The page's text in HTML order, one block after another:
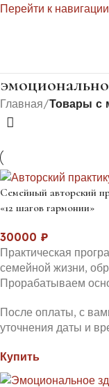
Перейти к навигации
Главная/Товары с
Семейный авторский
«12 шагов гармонии»
30000 ₽
Практическая
семейной жизни,
Прорабатываем
После оплаты, с
уточнения даты и
Купить